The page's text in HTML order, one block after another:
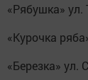
«Рябушка» ул.
«Курочка
«Березка» ул.